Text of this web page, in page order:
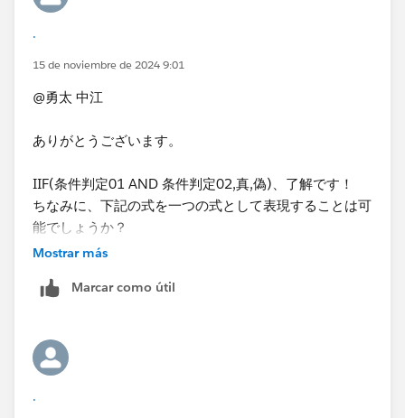
.
15 de noviembre de 2024 9:01
@勇太 中江
ありがとうございます。
IIF(条件判定01 AND 条件判定02,真,偽)、了解です！
ちなみに、下記の式を一つの式として表現することは可
能でしょうか？
IIF(MIN([売上費用区分]) = '売上'
⌗予算達成なら1（費用）
IIF(MIN([売上費用区分]) = '費用'
and SUM([実績])<=SUM([予算]),1,0)
Mostrar más
Marcar como útil
.